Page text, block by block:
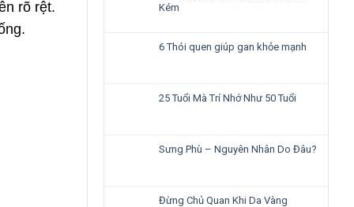
rõ rệt.
Kém
6 Thói quen giúp gan khỏe mạnh
25 Tuổi Mà Trí Nhớ Như 50 Tuổi
Sưng Phù – Nguyên Nhân Do Đâu?
Đừng Chủ Quan Khi Da Vàng